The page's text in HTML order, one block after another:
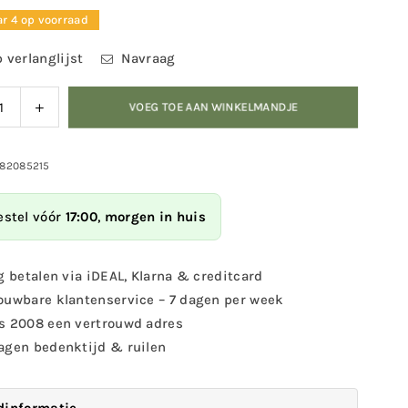
4 op voorraad
verlanglijst Navraag
Verhoog
de
voor
vogel
VOEG TOE AAN WINKELMANDJE
vóór 17:00, morgen in huis
betalen via iDEAL, Klarna & creditcard
klantenservice – 7 dagen per week
2008 een vertrouwd adres
bedenktijd & ruilen